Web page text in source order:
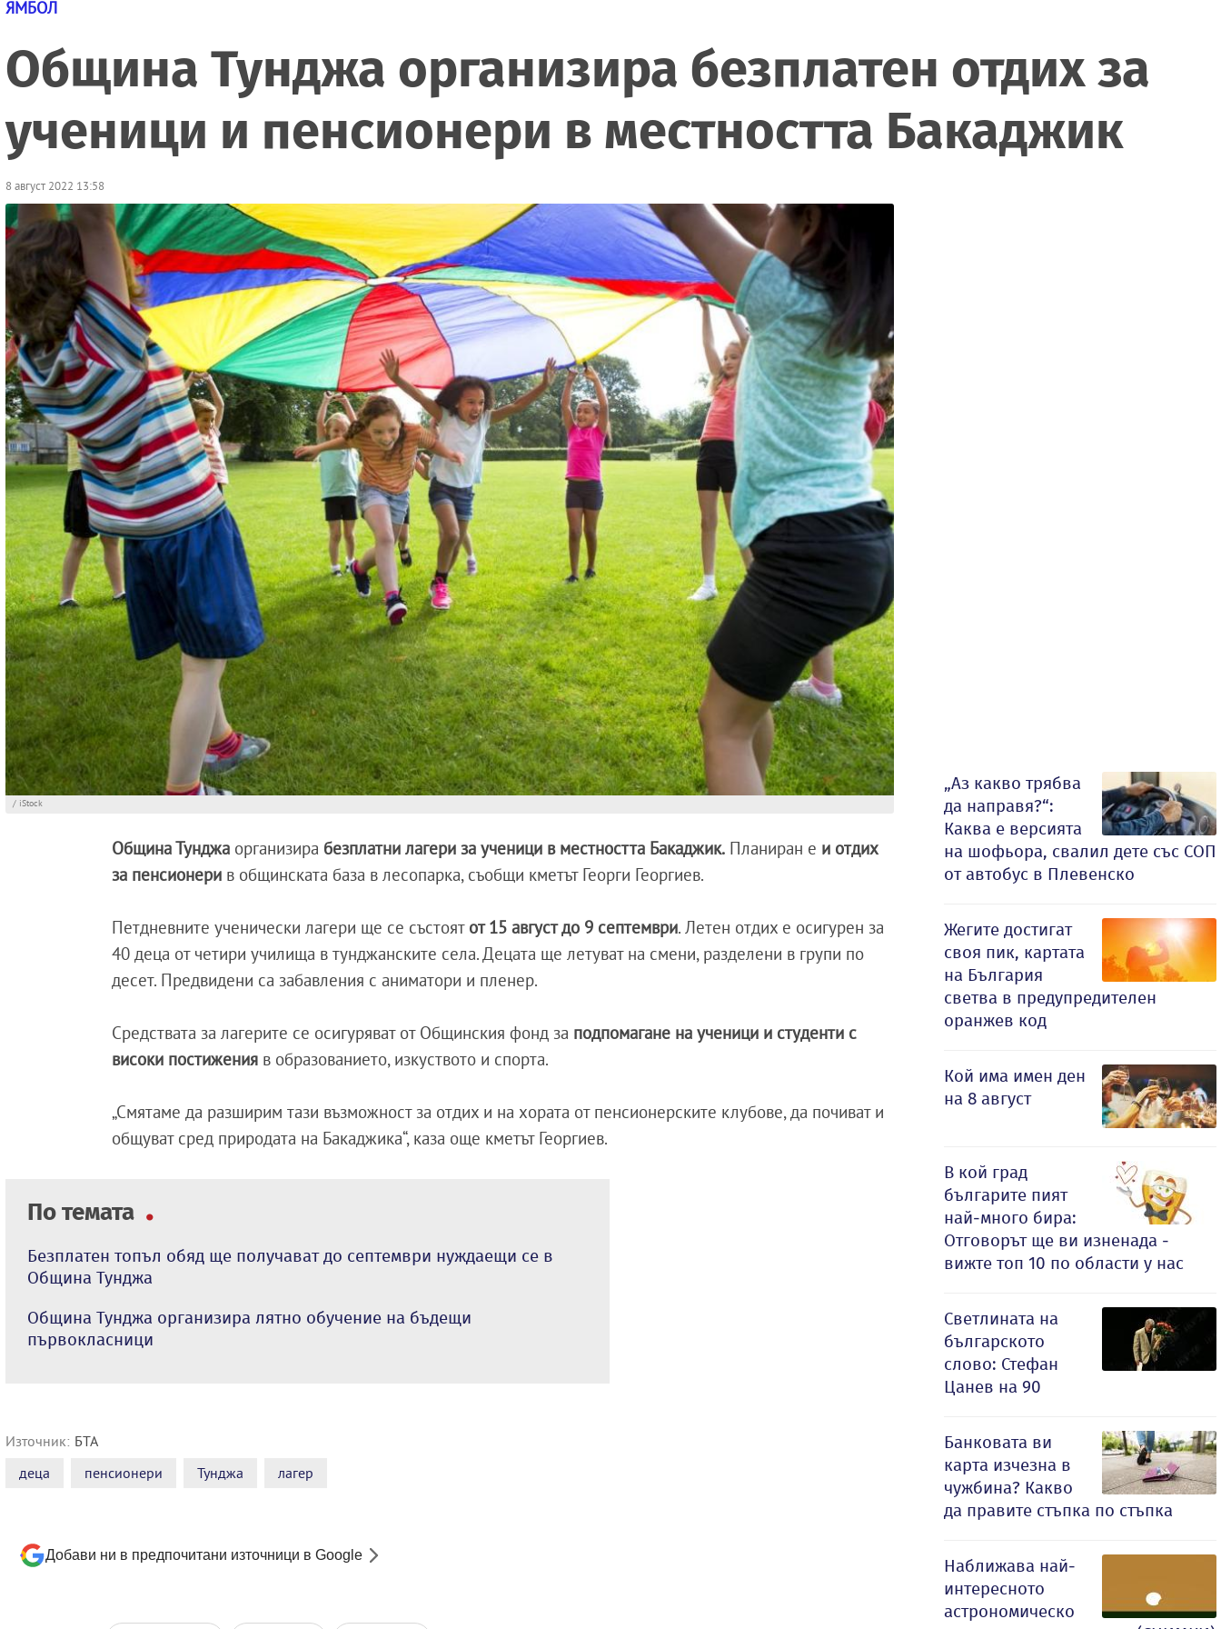
ЯМБОЛ
Община Тунджа организира безплатен отдих за
ученици и пенсионери в местността Бакаджик
8 август 2022 13:58
/ iStock
Община Тунджа организира безплатни лагери за ученици в местността Бакаджик. Планиран е и отдих
за пенсионери в общинската база в лесопарка, съобщи кметът Георги Георгиев.
Петдневните ученически лагери ще се състоят от 15 август до 9 септември. Летен отдих е осигурен за
40 деца от четири училища в тунджанските села. Децата ще летуват на смени, разделени в групи по
десет. Предвидени са забавления с аниматори и пленер.
Средствата за лагерите се осигуряват от Общинския фонд за подпомагане на ученици и студенти с
високи постижения в образованието, изкуството и спорта.
„Смятаме да разширим тази възможност за отдих и на хората от пенсионерските клубове, да почиват и
общуват сред природата на Бакаджика“, каза още кметът Георгиев.
По темата
Безплатен топъл обяд ще получават до септември нуждаещи се в
Община Тунджа
Община Тунджа организира лятно обучение на бъдещи
първокласници
Източник: БТА
деца
пенсионери Тунджа лагер
Добави ни в предпочитани източници в Google
„Аз какво трябва
да направя?“:
Каква е версията
на шофьора, свалил дете със СОП
от автобус в Плевенско
Жегите достигат
своя пик, картата
на България
светва в предупредителен
оранжев код
Кой има имен ден
на 8 август
В кой град
българите пият
най-много бира:
Отговорът ще ви изненада -
вижте топ 10 по области у нас
Светлината на
българското
слово: Стефан
Цанев на 90
Банковата ви
карта изчезна в
чужбина? Какво
да правите стъпка по стъпка
Наближава най-
интересното
астрономическо